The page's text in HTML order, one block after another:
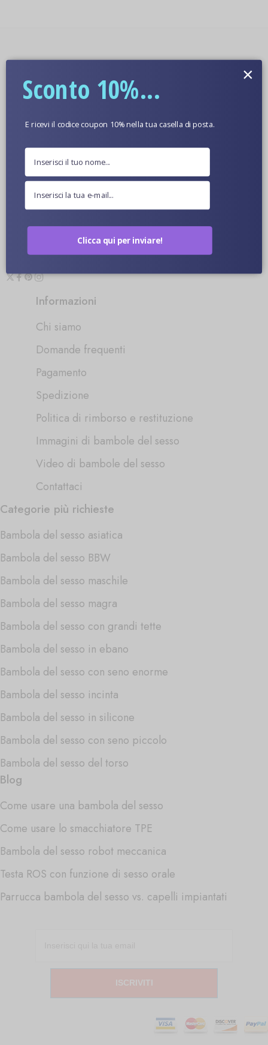
8913 Glen Eagles Ave. Brooklyn,
11210 di New York
(+01)-631-672-0993
Informazioni
Chi siamo
Domande frequenti
Pagamento
Spedizione
Politica di rimborso e restituzione
Immagini di bambole del sesso
Video di bambole del sesso
Contattaci
Categorie più richieste
Bambola del sesso asiatica
Bambola del sesso BBW
Bambola del sesso maschile
Bambola del sesso magra
Bambola del sesso con grandi tette
Bambola del sesso in ebano
Bambola del sesso con seno enorme
Bambola del sesso incinta
Bambola del sesso in silicone
Bambola del sesso con seno piccolo
Bambola del sesso del torso
Blog
Come usare una bambola del sesso
Come usare lo smacchiatore TPE
Bambola del sesso robot meccanica
Testa ROS con funzione di sesso orale
Parrucca bambola del sesso vs. capelli impiantati
ISCRIVITI
Sconto 10%...
E ricevi il codice coupon 10% nella tua casella di posta.
Clicca qui per inviare!
×